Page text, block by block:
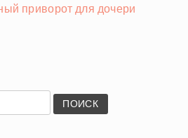
приворот для дочери